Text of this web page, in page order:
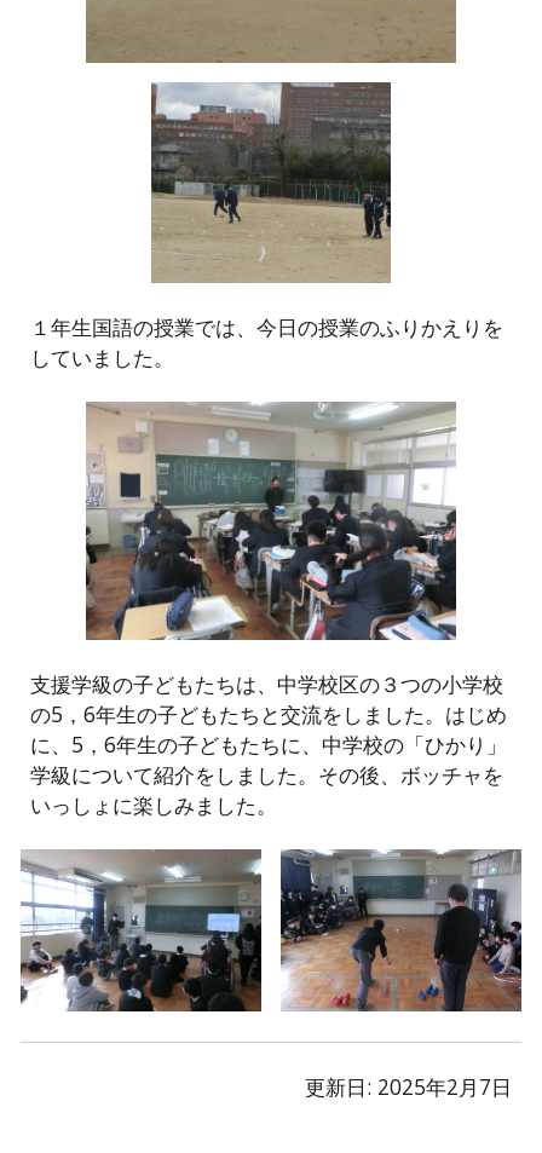
１年生国語の授業では、今日の授業のふりかえりを
していました。
支援学級の子どもたちは、中学校区の３つの小学校
の5，6年生の子どもたちと交流をしました。はじめ
に、5，6年生の子どもたちに、中学校の「ひかり」
学級について紹介をしました。その後、ボッチャを
いっしょに楽しみました。
更新日: 2025年2月7日